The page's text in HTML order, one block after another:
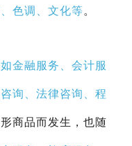
色调、文化等。
金融服务、会计服
询、法律咨询、程
商品而发生，也随